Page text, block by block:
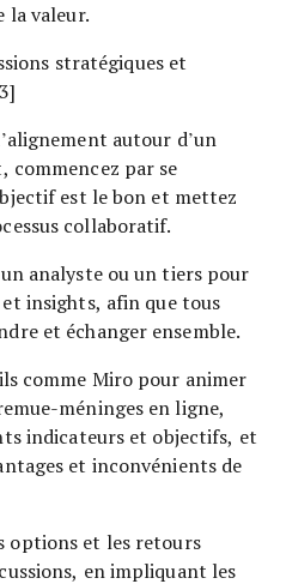
la valeur.
stratégiques et
autour d’un
commencez par se
est le bon et mettez
collaboratif.
analyste ou un tiers pour
insights, afin que tous
et échanger ensemble.
comme Miro pour animer
méninges en ligne,
indicateurs et objectifs, et
et inconvénients de
options et les retours
en impliquant les